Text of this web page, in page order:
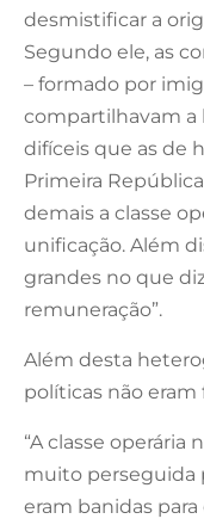
desmistificar a
Segundo ele, as
– formado por
compartilhavam a
difíceis que as de
Primeira
demais a classe
unificação. Além
grandes no que
remuneração”.
Além desta
políticas não eram
“A classe operária
muito perseguida
eram banidas